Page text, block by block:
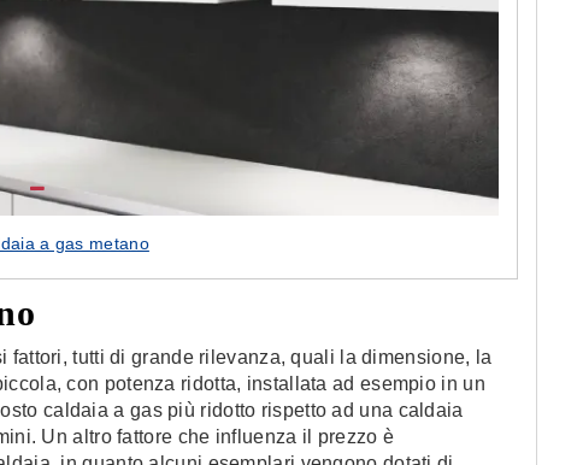
a gas metano
fattori, tutti di grande rilevanza, quali la dimensione, la
con potenza ridotta, installata ad esempio in un
caldaia a gas più ridotto rispetto ad una caldaia
Un altro fattore che influenza il prezzo è